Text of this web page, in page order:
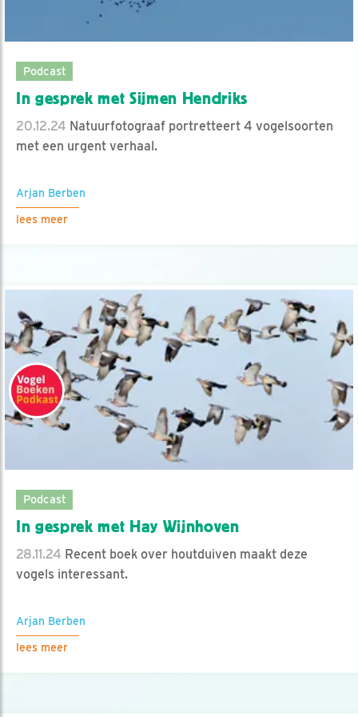
Podcast
In gesprek met Sijmen Hendriks
20.12.24 Natuurfotograaf portretteert 4 vogelsoorten
met een urgent verhaal.
Arjan Berben
lees meer
Podcast
In gesprek met Hay Wijnhoven
28.11.24 Recent boek over houtduiven maakt deze
vogels interessant.
Arjan Berben
lees meer